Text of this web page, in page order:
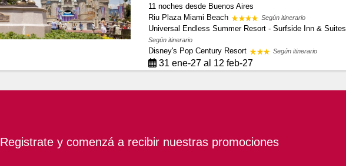
11 noches desde Buenos Aires
Riu Plaza Miami Beach
Según itinerario
Universal Endless Summer Resort - Surfside Inn & Suites
Según itinerario
Disney's Pop Century Resort Según itinerario
31 ene-27 al 12 feb-27
Registrate y comenzá a recibir nuestras promociones